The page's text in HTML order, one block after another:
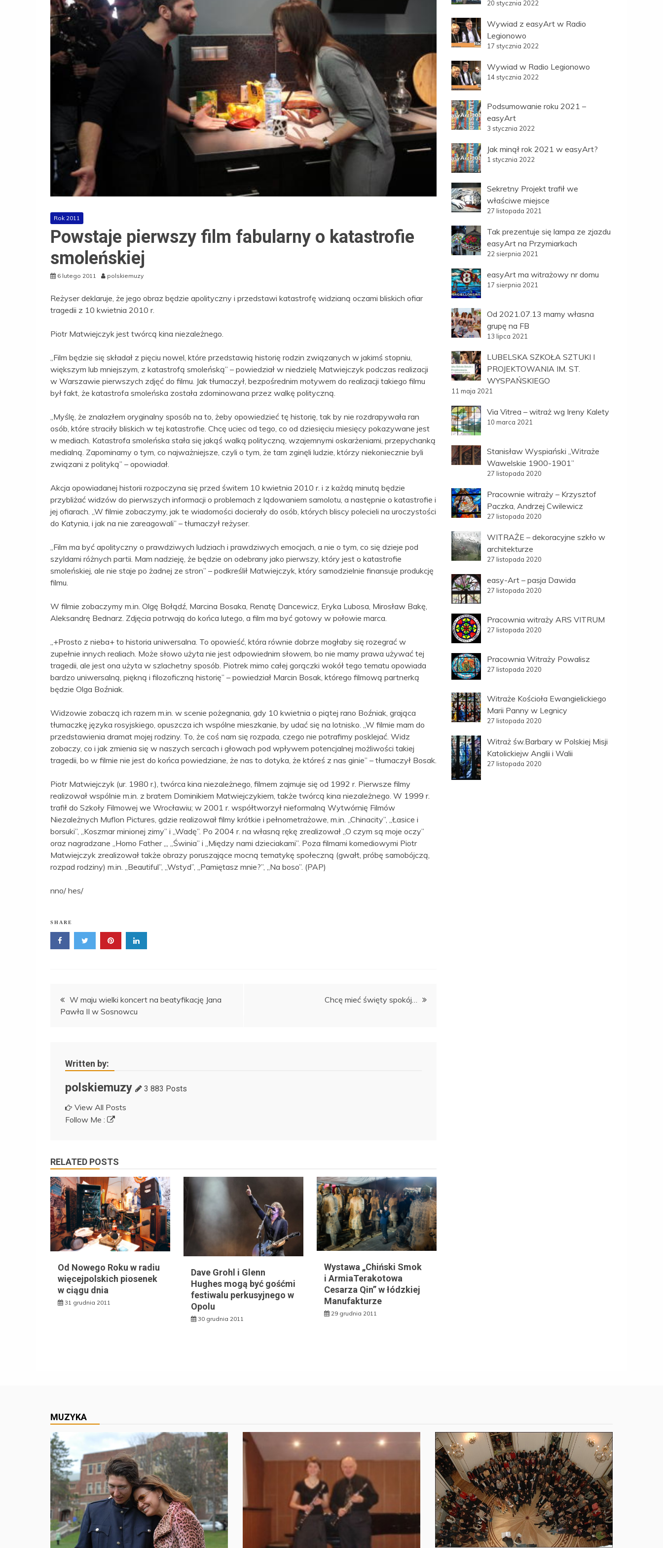
Rok 2011
Powstaje pierwszy film fabularny o katastrofie
smoleńskiej
6 lutego 2011 polskiemuzy
Reżyser deklaruje, że jego obraz będzie apolityczny i przedstawi katastrofę widzianą oczami bliskich ofiar
tragedii z 10 kwietnia 2010 r.
Piotr Matwiejczyk jest twórcą kina niezależnego.
„Film będzie się składał z pięciu nowel, które przedstawią historię rodzin związanych w jakimś stopniu,
większym lub mniejszym, z katastrofą smoleńską” – powiedział w niedzielę Matwiejczyk podczas realizacji
w Warszawie pierwszych zdjęć do filmu. Jak tłumaczył, bezpośrednim motywem do realizacji takiego filmu
był fakt, że katastrofa smoleńska została zdominowana przez walkę polityczną.
„Myślę, że znalazłem oryginalny sposób na to, żeby opowiedzieć tę historię, tak by nie rozdrapywała ran
osób, które straciły bliskich w tej katastrofie. Chcę uciec od tego, co od dziesięciu miesięcy pokazywane jest
w mediach. Katastrofa smoleńska stała się jakąś walką polityczną, wzajemnymi oskarżeniami, przepychanką
medialną. Zapominamy o tym, co najważniejsze, czyli o tym, że tam zginęli ludzie, którzy niekoniecznie byli
związani z polityką” – opowiadał.
Akcja opowiadanej historii rozpoczyna się przed świtem 10 kwietnia 2010 r. i z każdą minutą będzie
przybliżać widzów do pierwszych informacji o problemach z lądowaniem samolotu, a następnie o katastrofie i
jej ofiarach. „W filmie zobaczymy, jak te wiadomości docierały do osób, których bliscy polecieli na uroczystości
do Katynia, i jak na nie zareagowali” – tłumaczył reżyser.
„Film ma być apolityczny o prawdziwych ludziach i prawdziwych emocjach, a nie o tym, co się dzieje pod
szyldami różnych partii. Mam nadzieję, że będzie on odebrany jako pierwszy, który jest o katastrofie
smoleńskiej, ale nie staje po żadnej ze stron” – podkreślił Matwiejczyk, który samodzielnie finansuje produkcję
filmu.
W filmie zobaczymy m.in. Olgę Bołądź, Marcina Bosaka, Renatę Dancewicz, Eryka Lubosa, Mirosław Bakę,
Aleksandrę Bednarz. Zdjęcia potrwają do końca lutego, a film ma być gotowy w połowie marca.
„+Prosto z nieba+ to historia uniwersalna. To opowieść, która równie dobrze mogłaby się rozegrać w
zupełnie innych realiach. Może słowo użyta nie jest odpowiednim słowem, bo nie mamy prawa używać tej
tragedii, ale jest ona użyta w szlachetny sposób. Piotrek mimo całej gorączki wokół tego tematu opowiada
bardzo uniwersalną, piękną i filozoficzną historię” – powiedział Marcin Bosak, którego filmową partnerką
będzie Olga Boźniak.
Widzowie zobaczą ich razem m.in. w scenie pożegnania, gdy 10 kwietnia o piątej rano Boźniak, grająca
tłumaczkę języka rosyjskiego, opuszcza ich wspólne mieszkanie, by udać się na lotnisko. „W filmie mam do
przedstawienia dramat mojej rodziny. To, że coś nam się rozpada, czego nie potrafimy posklejać. Widz
zobaczy, co i jak zmienia się w naszych sercach i głowach pod wpływem potencjalnej możliwości takiej
tragedii, bo w filmie nie jest do końca powiedziane, że nas to dotyka, że któreś z nas ginie” – tłumaczył Bosak.
Piotr Matwiejczyk (ur. 1980 r.), twórca kina niezależnego, filmem zajmuje się od 1992 r. Pierwsze filmy
realizował wspólnie m.in. z bratem Dominikiem Matwiejczykiem, także twórcą kina niezależnego. W 1999 r.
trafił do Szkoły Filmowej we Wrocławiu; w 2001 r. współtworzył nieformalną Wytwórnię Filmów
Niezależnych Muflon Pictures, gdzie realizował filmy krótkie i pełnometrażowe, m.in. „Chinacity”, „Łasice i
borsuki”, „Koszmar minionej zimy” i „Wadę”. Po 2004 r. na własną rękę zrealizował „O czym są moje oczy”
oraz nagradzane „Homo Father „, „Świnia” i „Między nami dzieciakami”. Poza filmami komediowymi Piotr
Matwiejczyk zrealizował także obrazy poruszające mocną tematykę społeczną (gwałt, próbę samobójczą,
rozpad rodziny) m.in. „Beautiful”, „Wstyd”, „Pamiętasz mnie?”, „Na boso”. (PAP)
nno/ hes/
SHARE
Nawigacja
wpisu
W maju wielki koncert na beatyfikację Jana
Pawła II w Sosnowcu
Chcę mieć święty spokój…
Written by:
polskiemuzy 3 883 Posts
View All Posts
Follow Me :
RELATED POSTS
Od Nowego Roku w radiu
więcejpolskich piosenek
w ciągu dnia
31 grudnia 2011
Dave Grohl i Glenn
Hughes mogą być gośćmi
festiwalu perkusyjnego w
Opolu
30 grudnia 2011
Wystawa „Chiński Smok
i ArmiaTerakotowa
Cesarza Qin” w łódzkiej
Manufakturze
29 grudnia 2011
20 stycznia 2022
Wywiad z easyArt w Radio
Legionowo
17 stycznia 2022
Wywiad w Radio Legionowo
14 stycznia 2022
Podsumowanie roku 2021 –
easyArt
3 stycznia 2022
Jak minął rok 2021 w easyArt?
1 stycznia 2022
Sekretny Projekt trafił we
właściwe miejsce
27 listopada 2021
Tak prezentuje się lampa ze zjazdu
easyArt na Przymiarkach
22 sierpnia 2021
easyArt ma witrażowy nr domu
17 sierpnia 2021
Od 2021.07.13 mamy własna
grupę na FB
13 lipca 2021
LUBELSKA SZKOŁA SZTUKI I
PROJEKTOWANIA IM. ST.
WYSPAŃSKIEGO
11 maja 2021
Via Vitrea – witraż wg Ireny Kalety
10 marca 2021
Stanisław Wyspiański „Witraże
Wawelskie 1900-1901”
27 listopada 2020
Pracownie witraży – Krzysztof
Paczka, Andrzej Cwilewicz
27 listopada 2020
WITRAŻE – dekoracyjne szkło w
architekturze
27 listopada 2020
easy-Art – pasja Dawida
27 listopada 2020
Pracownia witraży ARS VITRUM
27 listopada 2020
Pracownia Witraży Powalisz
27 listopada 2020
Witraże Kościoła Ewangielickiego
Marii Panny w Legnicy
27 listopada 2020
Witraż św.Barbary w Polskiej Misji
Katolickiejw Anglii i Walii
27 listopada 2020
MUZYKA